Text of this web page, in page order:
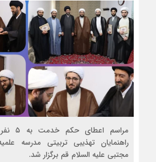
مراسم
راهنمایان تهذیبی تربیتی مدرسه
مجتبی علیه السلام قم برگزار شد.